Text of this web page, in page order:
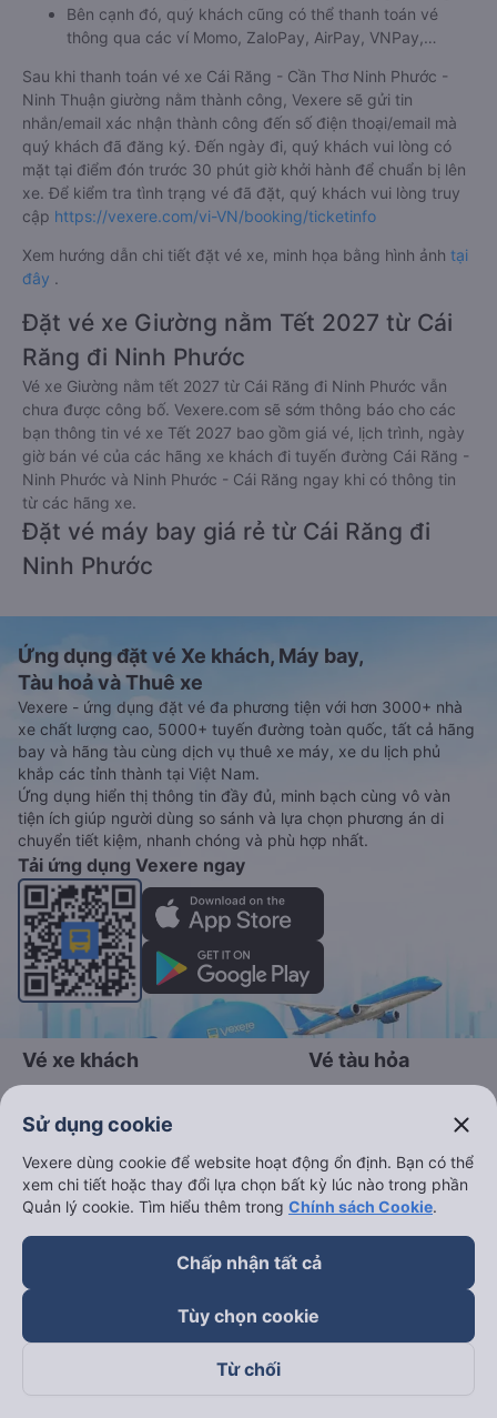
Bên cạnh đó, quý khách cũng có thể thanh toán vé
thông qua các ví Momo, ZaloPay, AirPay, VNPay,…
Sau khi thanh toán vé xe Cái Răng - Cần Thơ Ninh Phước -
Ninh Thuận giường nằm thành công, Vexere sẽ gửi tin
nhắn/email xác nhận thành công đến số điện thoại/email mà
quý khách đã đăng ký. Đến ngày đi, quý khách vui lòng có
mặt tại điểm đón trước 30 phút giờ khởi hành để chuẩn bị lên
xe. Để kiểm tra tình trạng vé đã đặt, quý khách vui lòng truy
cập https://vexere.com/vi-VN/booking/ticketinfo
Xem hướng dẫn chi tiết đặt vé xe, minh họa bằng hình ảnh tại
đây .
Đặt vé xe Giường nằm Tết 2027 từ Cái
Răng đi Ninh Phước
Vé xe Giường nằm tết 2027 từ Cái Răng đi Ninh Phước vẫn
chưa được công bố. Vexere.com sẽ sớm thông báo cho các
bạn thông tin vé xe Tết 2027 bao gồm giá vé, lịch trình, ngày
giờ bán vé của các hãng xe khách đi tuyến đường Cái Răng -
Ninh Phước và Ninh Phước - Cái Răng ngay khi có thông tin
từ các hãng xe.
Đặt vé máy bay giá rẻ từ Cái Răng đi
Ninh Phước
Ứng dụng đặt vé Xe khách, Máy bay,
Tàu hoả và Thuê xe
Vexere - ứng dụng đặt vé đa phương tiện với hơn 3000+ nhà
xe chất lượng cao, 5000+ tuyến đường toàn quốc, tất cả hãng
bay và hãng tàu cùng dịch vụ thuê xe máy, xe du lịch phủ
khắp các tỉnh thành tại Việt Nam.
Ứng dụng hiển thị thông tin đầy đủ, minh bạch cùng vô vàn
tiện ích giúp người dùng so sánh và lựa chọn phương án di
chuyển tiết kiệm, nhanh chóng và phù hợp nhất.
Tải ứng dụng Vexere ngay
Vé xe khách
Xe đi Vũng Tàu từ Sài Gòn
Xe đi Nha Trang từ Sài Gòn
Xe đi Đà Lạt từ Sài Gòn
Xe đi Sapa từ Hà Nội
Xe đi Hải Phòng từ Hà Nội
Vé tàu hỏa
Vé tàu Sài Gòn Nha Trang
Vé tàu Sài Gòn Phan Thiết
Vé tàu Sài Gòn Đà Nẵng
Vé tàu Sài Gòn Hà Nội
Vé tàu Nha Trang Đà
Vé tàu Hà Nội Vinh
Sử dụng cookie close
Vexere dùng cookie để website hoạt động ổn định. Bạn có thể
xem chi tiết hoặc thay đổi lựa chọn bất kỳ lúc nào trong phần
Quản lý cookie. Tìm hiểu thêm trong Chính sách Cookie.
Chấp nhận tất cả
Tùy chọn cookie
Từ chối